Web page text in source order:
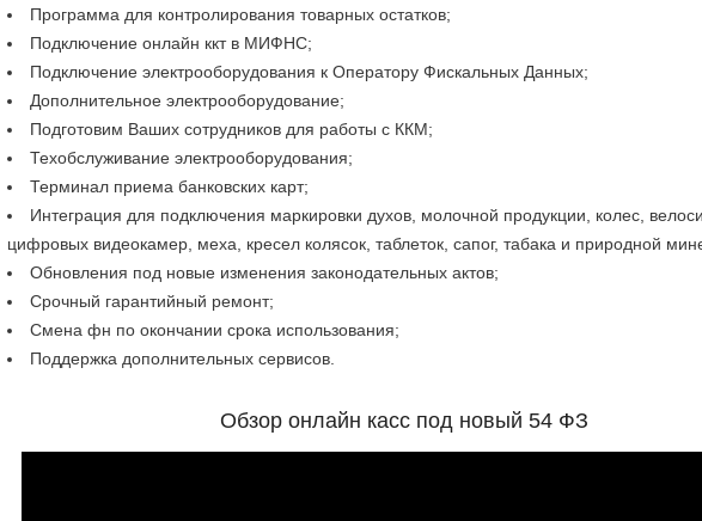
Программа для контролирования товарных остатков;
Подключение онлайн ккт в МИФНС;
Подключение электрооборудования к Оператору Фискальных Данных;
Дополнительное электрооборудование;
Подготовим Ваших сотрудников для работы с ККМ;
Техобслуживание электрооборудования;
Терминал приема банковских карт;
Интеграция для подключения маркировки духов, молочной продукции, колес,
цифровых видеокамер, меха, кресел колясок, таблеток, сапог, табака и природной
Обновления под новые изменения законодательных актов;
Срочный гарантийный ремонт;
Смена фн по окончании срока использования;
Поддержка дополнительных сервисов.
Обзор онлайн касс под новый 54 ФЗ